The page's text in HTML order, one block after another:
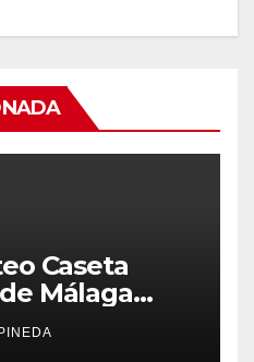
Caseta
Málaga